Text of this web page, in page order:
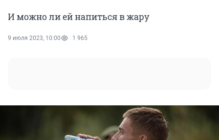
И можно ли ей напиться в жару
9 июля 2023, 10:00 1 965